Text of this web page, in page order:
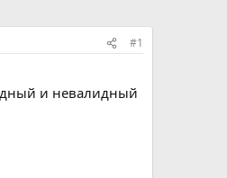
#1
и невалидный